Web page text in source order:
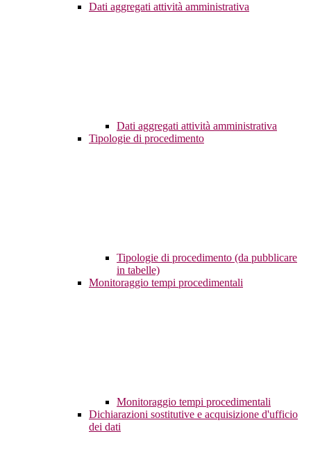
Dati aggregati attività amministrativa
Dati aggregati attività amministrativa
Tipologie di procedimento
Tipologie di procedimento (da pubblicare
in tabelle)
Monitoraggio tempi procedimentali
Monitoraggio tempi procedimentali
Dichiarazioni sostitutive e acquisizione d'ufficio
dei dati